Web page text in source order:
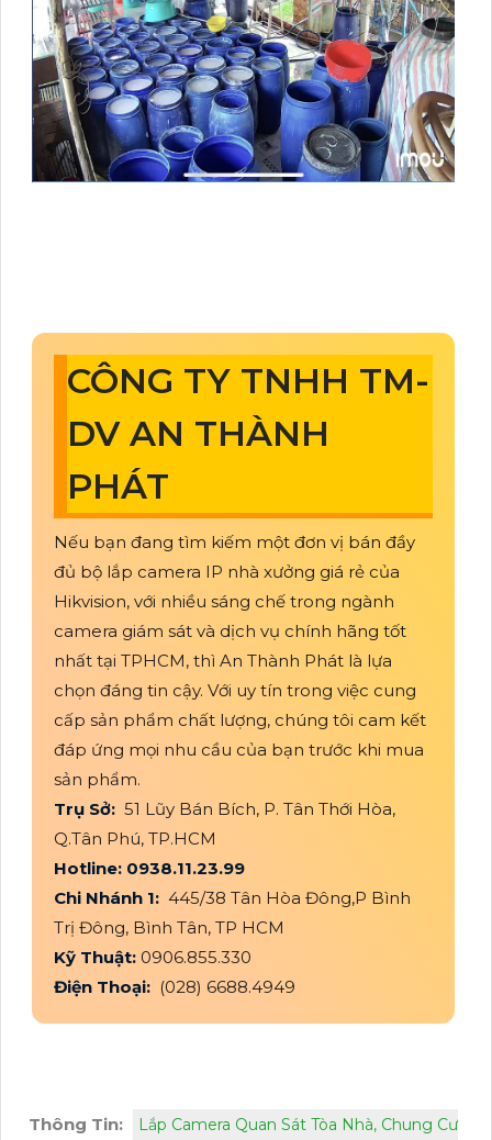
CÔNG TY TNHH TM-
DV AN THÀNH
PHÁT
Nếu bạn đang tìm kiếm một đơn vị bán đầy
đủ bộ lắp camera IP nhà xưởng giá rẻ của
Hikvision, với nhiều sáng chế trong ngành
camera giám sát và dịch vụ chính hãng tốt
nhất tại TPHCM, thì An Thành Phát là lựa
chọn đáng tin cậy. Với uy tín trong việc cung
cấp sản phẩm chất lượng, chúng tôi cam kết
đáp ứng mọi nhu cầu của bạn trước khi mua
sản phẩm.
Trụ Sở: 51 Lũy Bán Bích, P. Tân Thới Hòa,
Q.Tân Phú, TP.HCM
Hotline: 0938.11.23.99
Chi Nhánh 1: 445/38 Tân Hòa Đông,P Bình
Trị Đông, Bình Tân, TP HCM
Kỹ Thuật: 0906.855.330
Điện Thoại: (028) 6688.4949
Thông Tin:
Lắp Camera Quan Sát Tòa Nhà, Chung Cư